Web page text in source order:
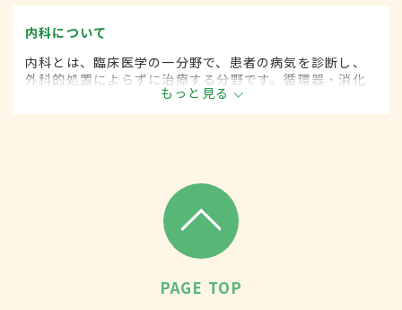
内科について
内科とは、臨床医学の一分野で、患者の病気を診断し、
外科的処置によらずに治療する分野です。循環器・消化
器・呼吸器・血液・がんなど広範な領域にわたります。
もっと見る
PAGE TOP